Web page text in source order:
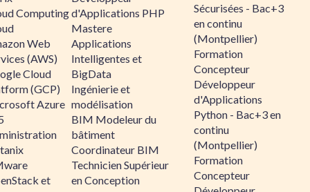
Computing
Web
(AWS)
Cloud
(GCP)
Azure
et
d'Applications PHP
Mastere
Applications
Intelligentes et
BigData
Ingénierie et
modélisation
BIM Modeleur du
bâtiment
Coordinateur BIM
Technicien Supérieur
en Conception
Sécurisées - Bac+3
en continu
(Montpellier)
Formation
Concepteur
Développeur
d'Applications
Python - Bac+3 en
continu
(Montpellier)
Formation
Concepteur